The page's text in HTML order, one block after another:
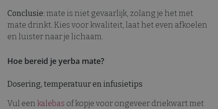
Conclusie: mate is niet gevaarlijk, zolang je het met
mate drinkt. Kies voor kwaliteit, laat het even afkoelen
en luister naar je lichaam.
Hoe bereid je yerba mate?
Dosering, temperatuur en infusietips
Vul een kalebas of kopje voor ongeveer driekwart met